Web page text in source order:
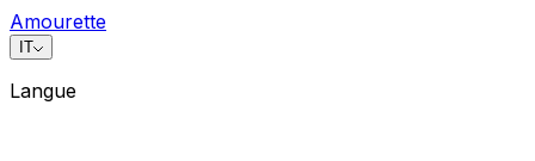
Amourette
IT
Langue